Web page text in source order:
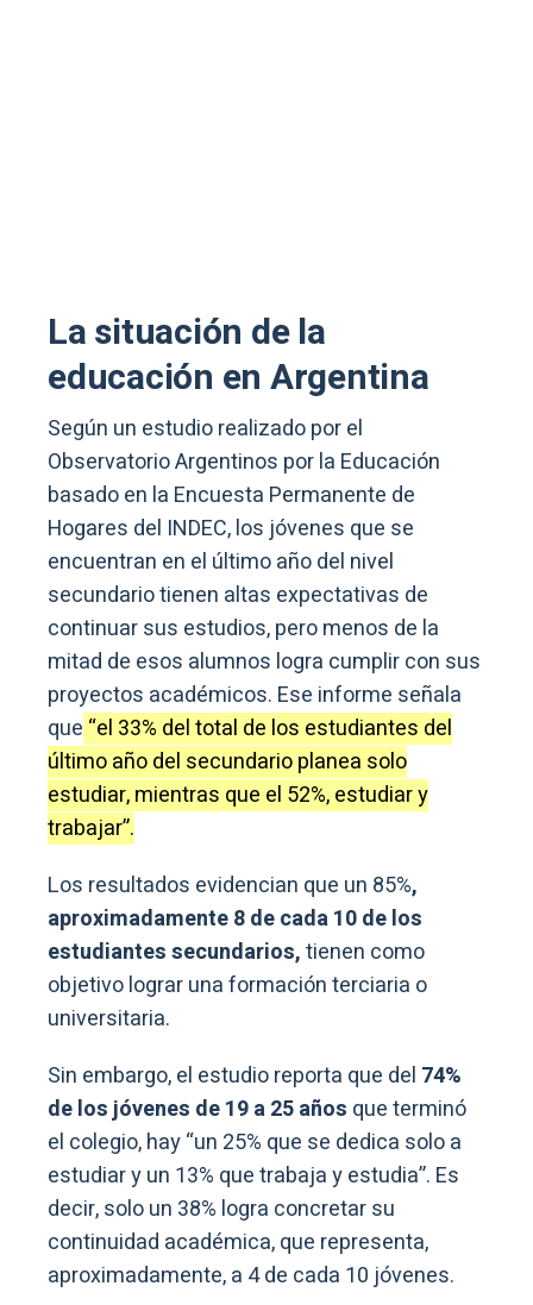
La situación de la
educación en Argentina
Según un estudio realizado por el
Observatorio Argentinos por la Educación
basado en la Encuesta Permanente de
Hogares del INDEC, los jóvenes que se
encuentran en el último año del nivel
secundario tienen altas expectativas de
continuar sus estudios, pero menos de la
mitad de esos alumnos logra cumplir con sus
proyectos académicos. Ese informe señala
que “el 33% del total de los estudiantes del
último año del secundario planea solo
estudiar, mientras que el 52%, estudiar y
trabajar”.
Los resultados evidencian que un 85%,
aproximadamente 8 de cada 10 de los
estudiantes secundarios,tienen como
objetivo lograr una formación terciaria o
universitaria.
Sin embargo, el estudio reporta que del 74%
de los jóvenes de 19 a 25 años que terminó
el colegio, hay “un 25% que se dedica solo a
estudiar y un 13% que trabaja y estudia”. Es
decir, solo un 38% logra concretar su
continuidad académica, que representa,
aproximadamente, a 4 de cada 10 jóvenes.